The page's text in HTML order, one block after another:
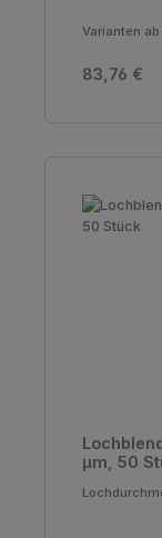
Varianten ab
Regulärer
83,76 €
µm, 50